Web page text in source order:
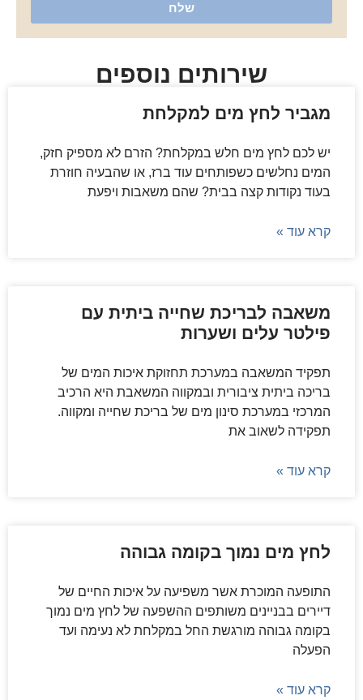
שלח
שירותים נוספים
מגביר לחץ מים למקלחת
יש לכם לחץ מים חלש במקלחת? הזרם לא מספיק חזק,
המים נחלשים כשפותחים עוד ברז, או שהבעיה חוזרת
בעוד נקודות קצה בבית? שהם משאבות ויפעת
קרא עוד »
משאבה לבריכת שחייה ביתית עם
פילטר עלים ושערות
תפקיד המשאבה במערכת תחזוקת איכות המים של
בריכה ביתית ציבורית ובמקווה המשאבת היא הרכיב
המרכזי במערכת סינון מים של בריכת שחייה ומקווה.
תפקידה לשאוב את
קרא עוד »
לחץ מים נמוך בקומה גבוהה
התופעה המוכרת אשר משפיעה על איכות החיים של
דיירים בבניינים משותפים ההשפעה של לחץ מים נמוך
בקומה גבוהה מורגשת החל במקלחת לא נעימה ועד
הפעלה
קרא עוד »